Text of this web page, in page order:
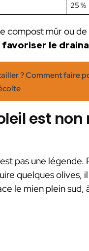
25 %
compost mûr ou
favoriser le
? Comment faire
est
pas une
quelques olives,
le mien plein sud,